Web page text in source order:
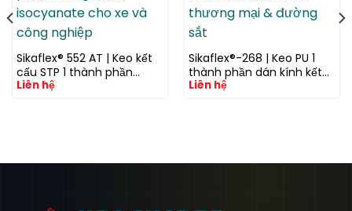
Sikaflex® 552 AT | Keo kết
cấu STP 1 thành phần
không chứa isocyanate
Liên hệ
Sikaflex®-268 | Keo PU 1
thành phần dán kính kết
cấu cho xe thương mại &
Liên hệ